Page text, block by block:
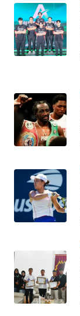
TEBING
TINGGI
WN
WN
KARAWANG
WN
BEKASI
WN
BOGOR
WN
WN
TAPANULI
UTARA